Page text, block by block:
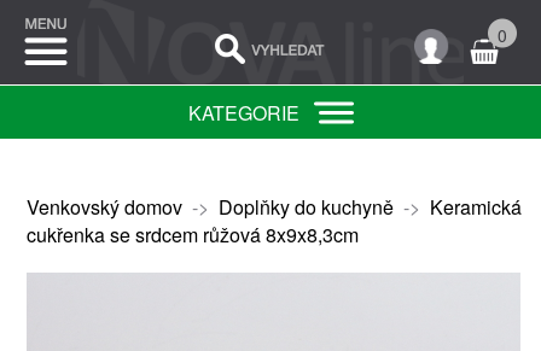
0
KATEGORIE
Venkovský domov-> Doplňky do kuchyně-> Keramická
cukřenka se srdcem růžová 8x9x8,3cm